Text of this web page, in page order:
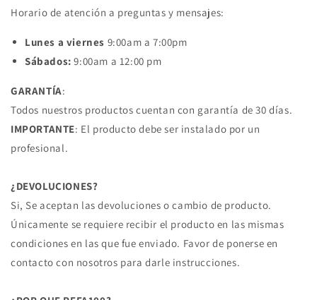
Horario de atención a preguntas y mensajes:
Lunes a viernes 9:00am a 7:00pm
Sábados: 9:00am a 12:00 pm
GARANTÍA:
Todos nuestros productos cuentan con garantía de 30 días.
IMPORTANTE: El producto debe ser instalado por un
profesional.
¿DEVOLUCIONES?
Si, Se aceptan las devoluciones o cambio de producto.
Únicamente se requiere recibir el producto en las mismas
condiciones en las que fue enviado. Favor de ponerse en
contacto con nosotros para darle instrucciones.